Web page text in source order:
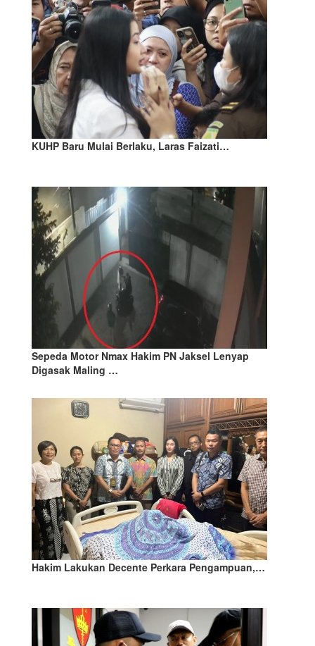
KUHP Baru Mulai Berlaku, Laras Faizati…
Sepeda Motor Nmax Hakim PN Jaksel Lenyap
Digasak Maling …
Hakim Lakukan Decente Perkara Pengampuan,…